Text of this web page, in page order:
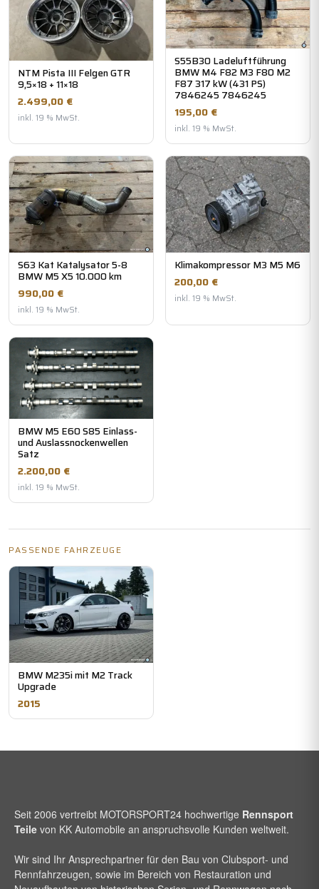
NTM Pista III Felgen GTR
9,5×18 + 11×18
2.499,00 €
inkl. 19 % MwSt.
S55B30 Ladeluftführung
BMW M4 F82 M3 F80 M2
F87 317 kW (431 PS)
7846245 7846245
195,00 €
inkl. 19 % MwSt.
S63 Kat Katalysator 5-8
BMW M5 X5 10.000 km
990,00 €
inkl. 19 % MwSt.
Klimakompressor M3 M5 M6
200,00 €
inkl. 19 % MwSt.
BMW M5 E60 S85 Einlass-
und Auslassnockenwellen
Satz
2.200,00 €
inkl. 19 % MwSt.
PASSENDE FAHRZEUGE
BMW M235i mit M2 Track
Upgrade
2015
Seit 2006 vertreibt MOTORSPORT24 hochwertige Rennsport
Teile von KK Automobile an anspruchsvolle Kunden weltweit.
Wir sind Ihr Ansprechpartner für den Bau von Clubsport- und
Rennfahrzeugen, sowie im Bereich von Restauration und